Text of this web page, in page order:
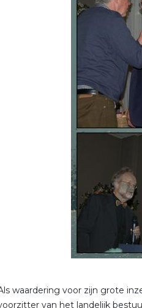
waardering voor zijn grote
van het landelijk